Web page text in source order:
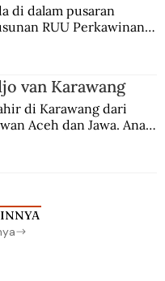
di dalam pusaran
RUU Perkawinan.
van Karawang
di Karawang dari
Aceh dan Jawa. Anak